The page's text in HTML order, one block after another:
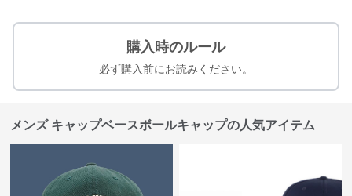
購入時のルール
必ず購入前にお読みください。
メンズ キャップベースボールキャップの人気アイテム